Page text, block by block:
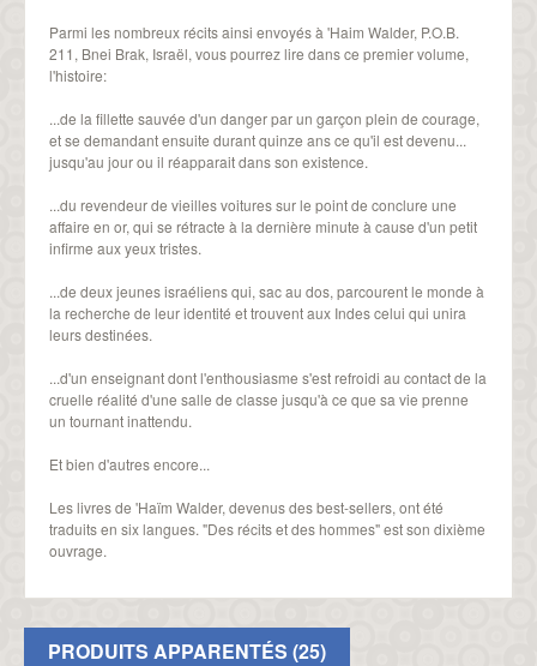
Parmi les nombreux récits ainsi envoyés à 'Haim Walder, P.O.B.
211, Bnei Brak, Israël, vous pourrez lire dans ce premier volume,
l'histoire:
...de la fillette sauvée d'un danger par un garçon plein de courage,
et se demandant ensuite durant quinze ans ce qu'il est devenu...
jusqu'au jour ou il réapparait dans son existence.
...du revendeur de vieilles voitures sur le point de conclure une
affaire en or, qui se rétracte à la dernière minute à cause d'un petit
infirme aux yeux tristes.
...de deux jeunes israéliens qui, sac au dos, parcourent le monde à
la recherche de leur identité et trouvent aux Indes celui qui unira
leurs destinées.
...d'un enseignant dont l'enthousiasme s'est refroidi au contact de la
cruelle réalité d'une salle de classe jusqu'à ce que sa vie prenne
un tournant inattendu.
Et bien d'autres encore...
Les livres de 'Haïm Walder, devenus des best-sellers, ont été
traduits en six langues. "Des récits et des hommes" est son dixième
ouvrage.
PRODUITS APPARENTÉS (25)